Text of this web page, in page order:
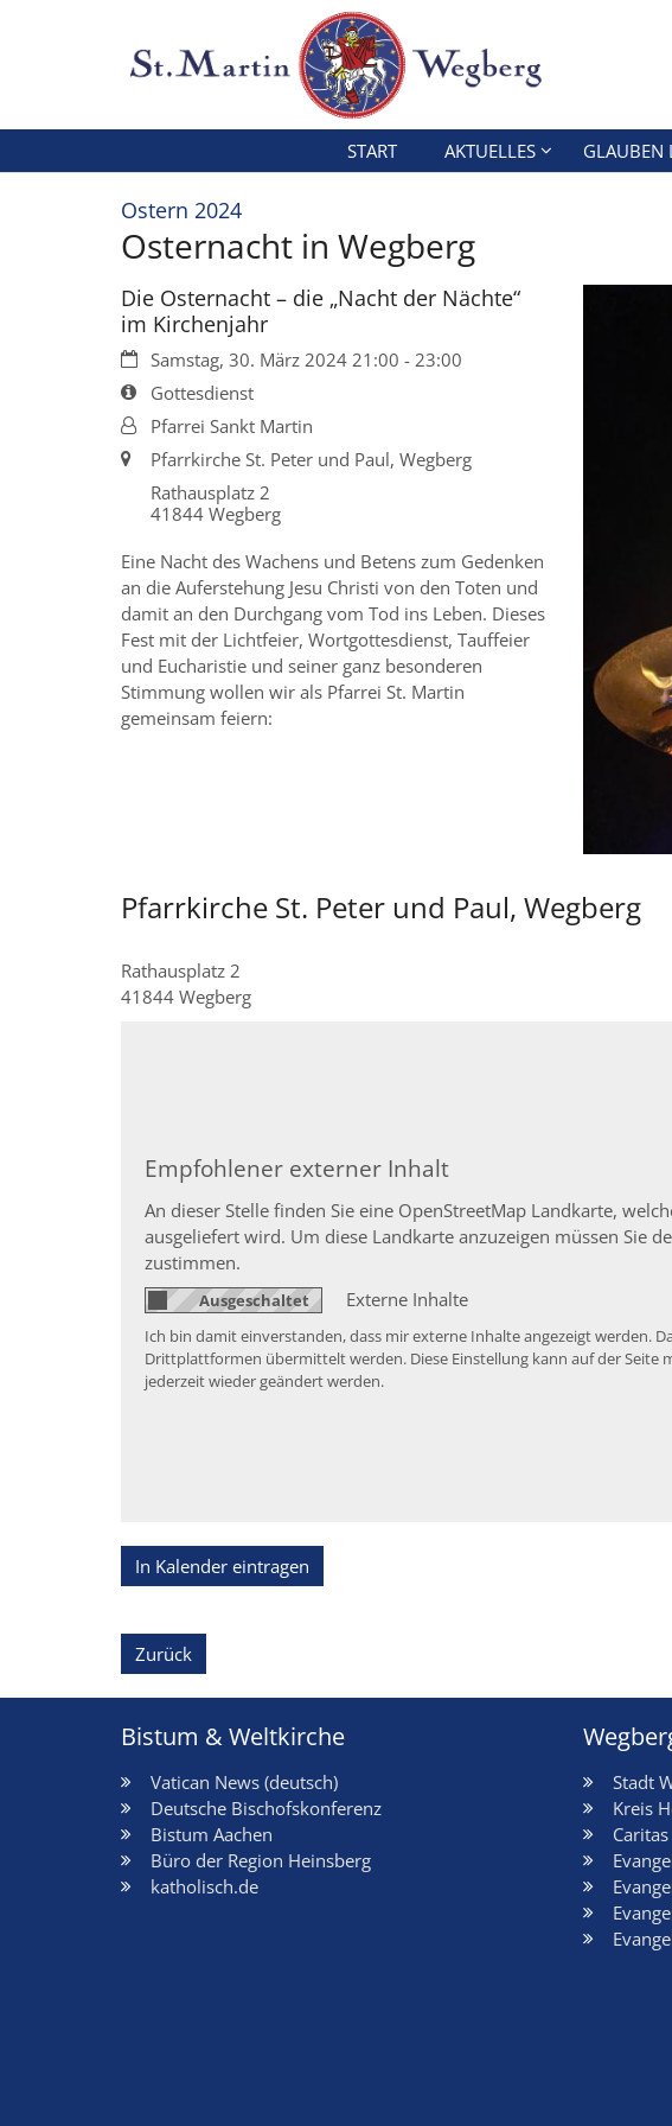
START AKTUELLES GLAUBEN
Ostern 2024:
Osternacht in Wegberg
Die Osternacht – die „Nacht der Nächte“
im Kirchenjahr
Datum:Samstag, 30. März 2024 21:00 - 23:00
Art bzw. Nummer:
Gottesdienst
Von:Pfarrei Sankt Martin
Ort: Pfarrkirche St. Peter und Paul, Wegberg
Rathausplatz 2
41844 Wegberg
Eine Nacht des Wachens und Betens zum Gedenken
an die Auferstehung Jesu Christi von den Toten und
damit an den Durchgang vom Tod ins Leben. Dieses
Fest mit der Lichtfeier, Wortgottesdienst, Tauffeier
und Eucharistie und seiner ganz besonderen
Stimmung wollen wir als Pfarrei St. Martin
gemeinsam feiern:
Pfarrkirche St. Peter und Paul, Wegberg
Rathausplatz 2
41844 Wegberg
Empfohlener externer Inhalt
An dieser Stelle finden Sie eine OpenStreetMap Landkarte,
ausgeliefert wird. Um diese Landkarte anzuzeigen müssen Sie
zustimmen.
Externe Inhalte
Ich bin damit einverstanden, dass mir externe Inhalte angezeigt werden.
Drittplattformen übermittelt werden. Diese Einstellung kann auf der Seite
jederzeit wieder geändert werden.
In Kalender eintragen
Zurück
Bistum & Weltkirche
Vatican News (deutsch)
Deutsche Bischofskonferenz
Bistum Aachen
Büro der Region Heinsberg
katholisch.de
Stadt
Kreis